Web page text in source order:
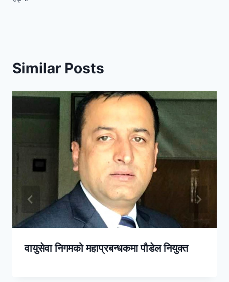
Similar Posts
वायुसेवा निगमको महाप्रबन्धकमा पौडेल नियुक्त